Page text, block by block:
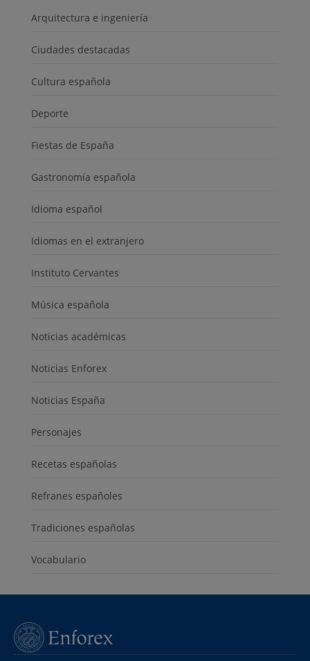
Arquitectura e ingeniería
Ciudades destacadas
Cultura española
Deporte
Fiestas de España
Gastronomía española
Idioma español
Idiomas en el extranjero
Instituto Cervantes
Música española
Noticias académicas
Noticias Enforex
Noticias España
Personajes
Recetas españolas
Refranes españoles
Tradiciones españolas
Vocabulario